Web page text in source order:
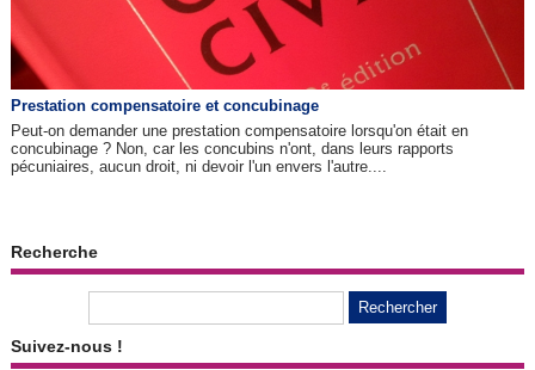
Prestation compensatoire et concubinage
Peut-on demander une prestation compensatoire lorsqu'on était en
concubinage ? Non, car les concubins n'ont, dans leurs rapports
pécuniaires, aucun droit, ni devoir l'un envers l'autre....
Recherche
Suivez-nous !